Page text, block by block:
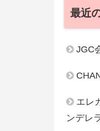
最近
JGC
エレ
ンデレ